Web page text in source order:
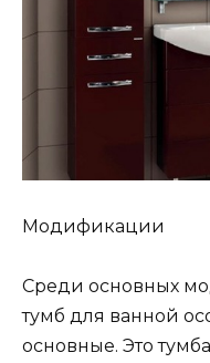
Модификации
Среди основных
тумб для ванной
основные. Это